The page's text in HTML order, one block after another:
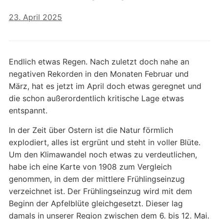
23. April 2025
Endlich etwas Regen. Nach zuletzt doch nahe an
negativen Rekorden in den Monaten Februar und
März, hat es jetzt im April doch etwas geregnet und
die schon außerordentlich kritische Lage etwas
entspannt.
In der Zeit über Ostern ist die Natur förmlich
explodiert, alles ist ergrünt und steht in voller Blüte.
Um den Klimawandel noch etwas zu verdeutlichen,
habe ich eine Karte von 1908 zum Vergleich
genommen, in dem der mittlere Frühlingseinzug
verzeichnet ist. Der Frühlingseinzug wird mit dem
Beginn der Apfelblüte gleichgesetzt. Dieser lag
damals in unserer Region zwischen dem 6. bis 12. Mai.